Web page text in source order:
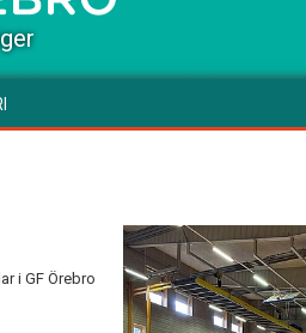
i GF Örebro